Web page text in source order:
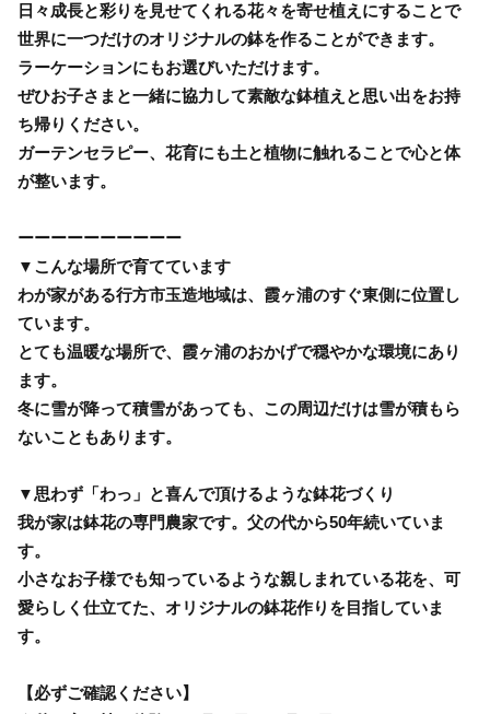
日々成長と彩りを見せてくれる花々を寄せ植えにすることで
世界に一つだけのオリジナルの鉢を作ることができます。
ラーケーションにもお選びいただけます。
ぜひお子さまと一緒に協力して素敵な鉢植えと思い出をお持
ち帰りください。
ガーテンセラピー、花育にも土と植物に触れることで心と体
が整います。
ーーーーーーーーーー
▼こんな場所で育てています
わが家がある行方市玉造地域は、霞ヶ浦のすぐ東側に位置し
ています。
とても温暖な場所で、霞ヶ浦のおかげで穏やかな環境にあり
ます。
冬に雪が降って積雪があっても、この周辺だけは雪が積もら
ないこともあります。
▼思わず「わっ」と喜んで頂けるような鉢花づくり
我が家は鉢花の専門農家です。父の代から50年続いていま
す。
小さなお子様でも知っているような親しまれている花を、可
愛らしく仕立てた、オリジナルの鉢花作りを目指していま
す。
【必ずご確認ください】